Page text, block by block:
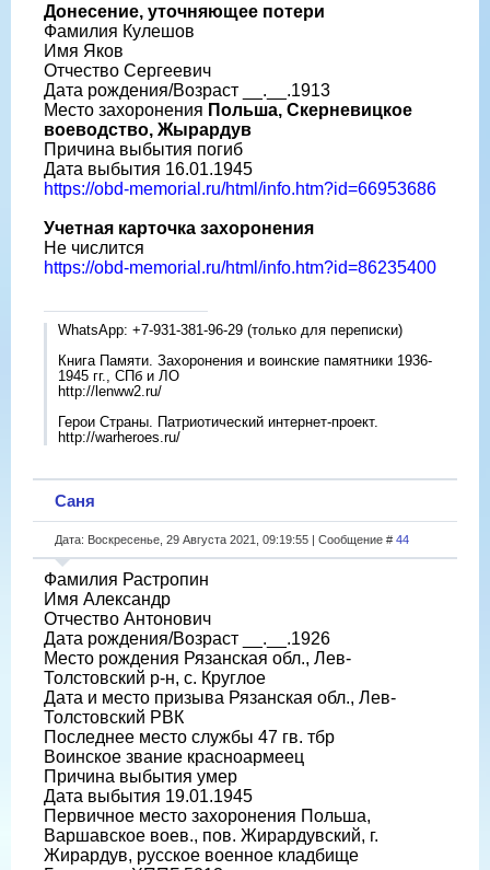
Донесение, уточняющее потери
Фамилия Кулешов
Имя Яков
Отчество Сергеевич
Дата рождения/Возраст __.__.1913
Место захоронения Польша, Скерневицкое
воеводство, Жырардув
Причина выбытия погиб
Дата выбытия 16.01.1945
https://obd-memorial.ru/html/info.htm?id=66953686
Учетная карточка захоронения
Не числится
https://obd-memorial.ru/html/info.htm?id=86235400
WhatsApp: +7-931-381-96-29 (только для переписки)
Книга Памяти. Захоронения и воинские памятники 1936-
1945 гг., СПб и ЛО
http://lenww2.ru/
Герои Страны. Патриотический интернет-проект.
http://warheroes.ru/
Саня
Дата: Воскресенье, 29 Августа 2021, 09:19:55 | Сообщение # 44
Фамилия Растропин
Имя Александр
Отчество Антонович
Дата рождения/Возраст __.__.1926
Место рождения Рязанская обл., Лев-
Толстовский р-н, с. Круглое
Дата и место призыва Рязанская обл., Лев-
Толстовский РВК
Последнее место службы 47 гв. тбр
Воинское звание красноармеец
Причина выбытия умер
Дата выбытия 19.01.1945
Первичное место захоронения Польша,
Варшавское воев., пов. Жирардувский, г.
Жирардув, русское военное кладбище